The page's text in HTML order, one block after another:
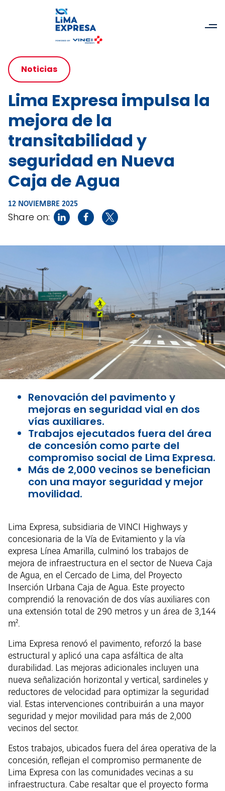
Noticias
Lima Expresa impulsa la
mejora de la
transitabilidad y
seguridad en Nueva
Caja de Agua
12 NOVIEMBRE 2025
Share on:
Renovación del pavimento y
mejoras en seguridad vial en dos
vías auxiliares.
Trabajos ejecutados fuera del área
de concesión como parte del
compromiso social de Lima Expresa.
Más de 2,000 vecinos se benefician
con una mayor seguridad y mejor
movilidad.
Lima Expresa, subsidiaria de VINCI Highways y
concesionaria de la Vía de Evitamiento y la vía
expresa Línea Amarilla, culminó los trabajos de
mejora de infraestructura en el sector de Nueva Caja
de Agua, en el Cercado de Lima, del Proyecto
Inserción Urbana Caja de Agua. Este proyecto
comprendió la renovación de dos vías auxiliares con
una extensión total de 290 metros y un área de 3,144
m².
Lima Expresa renovó el pavimento, reforzó la base
estructural y aplicó una capa asfáltica de alta
durabilidad. Las mejoras adicionales incluyen una
nueva señalización horizontal y vertical, sardineles y
reductores de velocidad para optimizar la seguridad
vial. Estas intervenciones contribuirán a una mayor
seguridad y mejor movilidad para más de 2,000
vecinos del sector.
Estos trabajos, ubicados fuera del área operativa de la
concesión, reflejan el compromiso permanente de
Lima Expresa con las comunidades vecinas a su
infraestructura. Cabe resaltar que el proyecto forma